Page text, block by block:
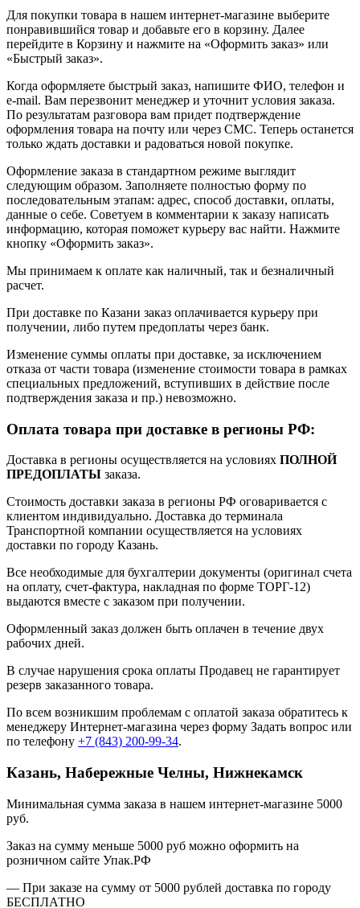
Для покупки товара в нашем интернет-магазине выберите
понравившийся товар и добавьте его в корзину. Далее
перейдите в Корзину и нажмите на «Оформить заказ» или
«Быстрый заказ».
Когда оформляете быстрый заказ, напишите ФИО, телефон и
e-mail. Вам перезвонит менеджер и уточнит условия заказа.
По результатам разговора вам придет подтверждение
оформления товара на почту или через СМС. Теперь останется
только ждать доставки и радоваться новой покупке.
Оформление заказа в стандартном режиме выглядит
следующим образом. Заполняете полностью форму по
последовательным этапам: адрес, способ доставки, оплаты,
данные о себе. Советуем в комментарии к заказу написать
информацию, которая поможет курьеру вас найти. Нажмите
кнопку «Оформить заказ».
Мы принимаем к оплате как наличный, так и безналичный
расчет.
При доставке по Казани заказ оплачивается курьеру при
получении, либо путем предоплаты через банк.
Изменение суммы оплаты при доставке, за исключением
отказа от части товара (изменение стоимости товара в рамках
специальных предложений, вступивших в действие после
подтверждения заказа и пр.) невозможно.
Оплата товара при доставке в регионы РФ:
Доставка в регионы осуществляется на условиях ПОЛНОЙ
ПРЕДОПЛАТЫ заказа.
Стоимость доставки заказа в регионы РФ оговаривается с
клиентом индивидуально. Доставка до терминала
Транспортной компании осуществляется на условиях
доставки по городу Казань.
Все необходимые для бухгалтерии документы (оригинал счета
на оплату, счет-фактура, накладная по форме ТОРГ-12)
выдаются вместе с заказом при получении.
Оформленный заказ должен быть оплачен в течение двух
рабочих дней.
В случае нарушения срока оплаты Продавец не гарантирует
резерв заказанного товара.
По всем возникшим проблемам с оплатой заказа обратитесь к
менеджеру Интернет-магазина через форму Задать вопрос или
по телефону +7 (843) 200-99-34.
Казань, Набережные Челны, Нижнекамск
Минимальная сумма заказа в нашем интернет-магазине 5000
руб.
Заказ на сумму меньше 5000 руб можно оформить на
розничном сайте Упак.РФ
— При заказе на сумму от 5000 рублей доставка по городу
БЕСПЛАТНО